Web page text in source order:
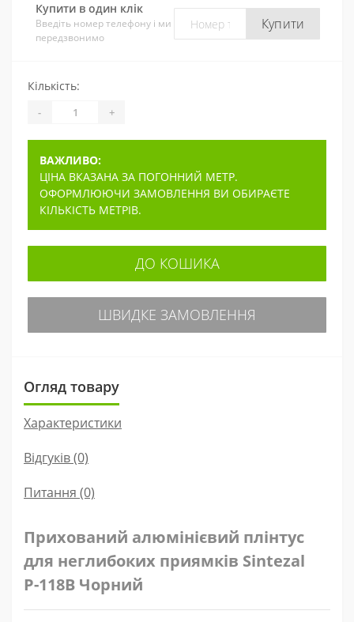
Купити в один клік
Введіть номер телефону і ми
передзвонимо
Купити
Кількість:
- +
ВАЖЛИВО:
ЦІНА ВКАЗАНА ЗА ПОГОННИЙ МЕТР.
ОФОРМЛЮЮЧИ ЗАМОВЛЕННЯ ВИ ОБИРАЄТЕ
КІЛЬКІСТЬ МЕТРІВ.
ДО КОШИКА
ШВИДКЕ ЗАМОВЛЕННЯ
Огляд товару
Характеристики
Відгуків (0)
Питання (0)
Прихований алюмінієвий плінтус
для неглибоких приямків Sintezal
Р-118B Чорний